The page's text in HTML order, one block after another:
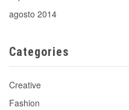
agosto 2014
Categories
Creative
Fashion